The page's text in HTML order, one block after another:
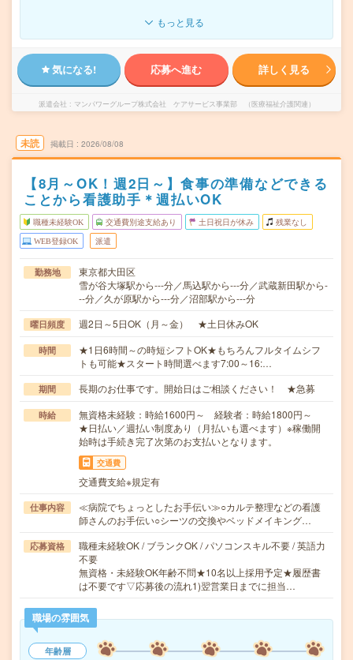
もっと見る
気になる! 応募へ進む 詳しく見る
派遣会社 マンパワーグループ株式会社 ケアサービス事業部 （医療福祉介護関連）
未読 掲載日 2026/08/08
【8月～OK！週2日～】食事の準備などできる
ことから看護助手＊週払いOK
職種未経験OK 交通費別途支給あり 土日祝日が休み 残業なし
WEB登録OK 派遣
勤務地
東京都大田区
雪が谷大塚駅から---分／馬込駅から---分／武蔵新田駅から-
--分／久が原駅から---分／沼部駅から---分
曜日頻度 週2日～5日OK（月～金） ★土日休みOK
時間
★1日6時間～の時短シフトOK★もちろんフルタイムシフ
トも可能★スタート時間選べます7:00～16:…
期間 長期のお仕事です。開始日はご相談ください！ ★急募
時給
無資格未経験：時給1600円～ 経験者：時給1800円～
★日払い／週払い制度あり（月払いも選べます）※稼働開
始時は手続き完了次第のお支払いとなります。
交通費
交通費支給※規定有
仕事内容
≪病院でちょっとしたお手伝い≫○カルテ整理などの看護
師さんのお手伝い○シーツの交換やベッドメイキング…
応募資格
職種未経験OK / ブランクOK / パソコンスキル不要 / 英語力
不要
無資格・未経験OK年齢不問★10名以上採用予定★履歴書
は不要です▽応募後の流れ1)翌営業日までに担当…
職場の雰囲気
年齢層